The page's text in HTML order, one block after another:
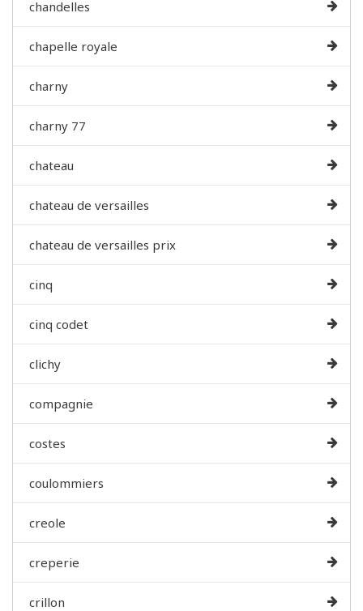
chandelles
chapelle royale
charny
charny 77
chateau
chateau de versailles
chateau de versailles prix
cinq
cinq codet
clichy
compagnie
costes
coulommiers
creole
creperie
crillon